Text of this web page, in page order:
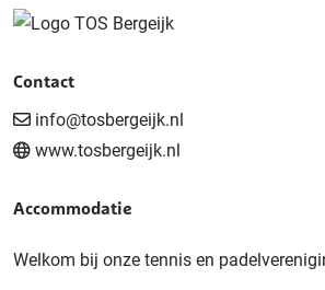
Contact
info@tosbergeijk.nl
www.tosbergeijk.nl
Accommodatie
Welkom bij onze tennis en